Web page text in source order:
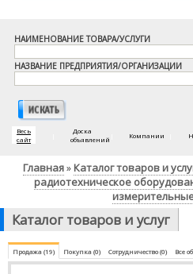
НАИМЕНОВАНИЕ ТОВАРА/УСЛУГИ
НАЗВАНИЕ ПРЕДПРИЯТИЯ/ОРГАНИЗАЦИИ
Весь
сайт
Доска
объявлений
Компании
Главная» Каталог товаров и
радиотехническое
Каталог товаров и услуг
Продажа (19) Покупка (0) Сотрудничество (0) Все